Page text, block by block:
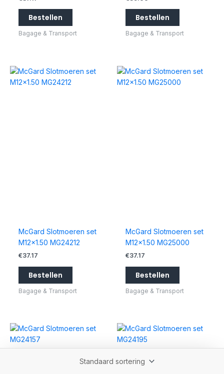
Bestellen
Bagage & Transport
Bestellen
Bagage & Transport
McGard Slotmoeren set
M12x1.50 MG24212
€37.17
Bestellen
Bagage & Transport
McGard Slotmoeren set
M12x1.50 MG25000
€37.17
Bestellen
Bagage & Transport